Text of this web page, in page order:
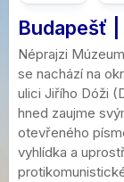
Budapešť
Néprajzi
se nachází na
ulici Jiřího Dóži
hned zaujme
otevřeného
vyhlídka a